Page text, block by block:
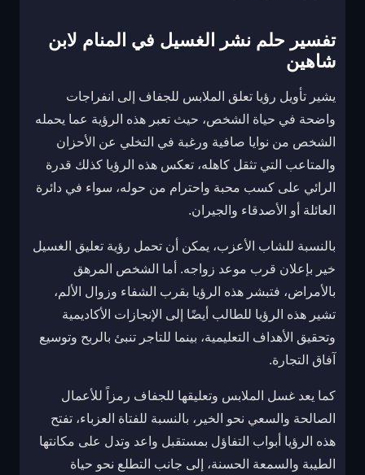
تفسير حلم نشر الغسيل في المنام لابن
شاهين
يشير تأويل رؤيا تعلق الملابس للجفاف إلى انفراجات
واضحة في حياة الشخص، حيث تعبر هذه الرؤية عما يحمله
الشخص من نوايا صافية ورغبة في التخلي عن الأحزان
والمتاعب التي تثقل كاهله، تعكس هذه الرؤيا كذلك قدرة
الرائي على كسب محبة واحترام من حوله، سواء في دائرة
العائلة أو الأصدقاء والجيران.
بالنسبة للشاب الأعزب، يمكن أن تحمل رؤية تعليق الغسيل
خير بإعلان قرب موعد زواجه. أما الشخص المرهق
بالأمراض، فتبشر هذه الرؤيا بقرب الشفاء وزوال الألم،
تشير هذه الرؤيا للطالب أيضًا إلى الإنجازات الأكاديمية
وتحقيق الأهداف التعليمية، بينما للتاجر تنبئ بالربح وتوسيع
آفاق التجارة.
كما يعد غسل الملابس وتعليقها للجفاف رمزاً للأعمال
الصالحة والسعي نحو الخير، بالنسبة للفتاة العزباء، تفتح
هذه الرؤيا أبواب التفاؤل بمستقبل واعد وتدل على مكانتها
الطيبة والسمعة الحسنة، إلى جانب التطلع نحو حياة